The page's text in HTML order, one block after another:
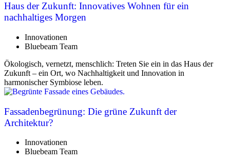
Haus der Zukunft: Innovatives Wohnen für ein
nachhaltiges Morgen
Innovationen
Bluebeam Team
Ökologisch, vernetzt, menschlich: Treten Sie ein in das Haus der
Zukunft – ein Ort, wo Nachhaltigkeit und Innovation in
harmonischer Symbiose leben.
Fassadenbegrünung: Die grüne Zukunft der
Architektur?
Innovationen
Bluebeam Team